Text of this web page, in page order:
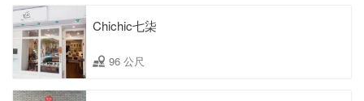
Chichic七柒
96 公尺